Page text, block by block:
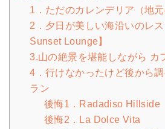
1．ただのカレンデリア（地元
2．夕日が美しい海沿いのレ
Sunset Lounge】
3.山の絶景を堪能しながら カ
4．行けなかったけど後から
ラン
後悔1．Radadiso Hillside
後悔2．La Dolce Vita